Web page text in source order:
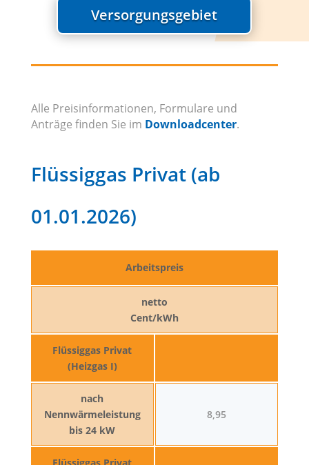
Versorgungsgebiet
Alle Preisinformationen, Formulare und
Anträge finden Sie im Downloadcenter.
Flüssiggas Privat (ab
01.01.2026)
Flüssiggas Privat
(Heizgas I)
nach
Nennwärmeleistung
bis 24 kW
Arbeitspreis
netto
Cent/kWh
8,95